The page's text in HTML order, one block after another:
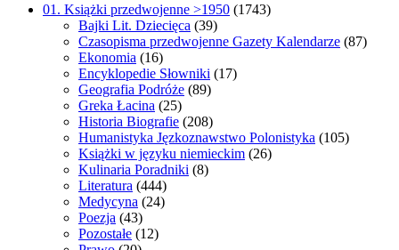
01. Książki przedwojenne >1950 (1743)
Bajki Lit. Dziecięca (39)
Czasopisma przedwojenne Gazety Kalendarze (87)
Ekonomia (16)
Encyklopedie Słowniki (17)
Geografia Podróże (89)
Greka Łacina (25)
Historia Biografie (208)
Humanistyka Jęzkoznawstwo Polonistyka (105)
Książki w języku niemieckim (26)
Kulinaria Poradniki (8)
Literatura (444)
Medycyna (24)
Poezja (43)
Pozostałe (12)